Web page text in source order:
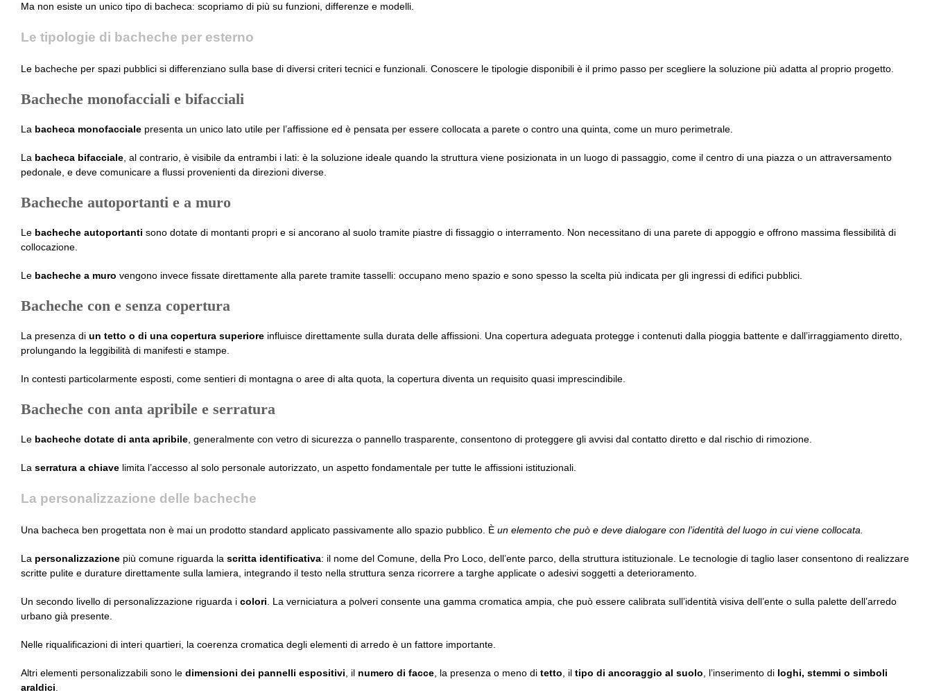
Ma non esiste un unico tipo di bacheca: scopriamo di più su funzioni, differenze e modelli.
Le tipologie di bacheche per esterno
Le bacheche per spazi pubblici si differenziano sulla base di diversi criteri tecnici e funzionali. Conoscere le tipologie disponibili è il primo passo per scegliere la soluzione più adatta al proprio progetto.
Bacheche monofacciali e bifacciali
Labacheca monofacciale presenta un unico lato utile per l’affissione ed è pensata per essere collocata a parete o contro una quinta, come un muro perimetrale.
La bacheca bifacciale, al contrario, è visibile da entrambi i lati: è la soluzione ideale quando la struttura viene posizionata in un luogo di passaggio, come il centro di una piazza o un attraversamento
pedonale, e deve comunicare a flussi provenienti da direzioni diverse.
Bacheche autoportanti e a muro
Le bacheche autoportanti sono dotate di montanti propri e si ancorano al suolo tramite piastre di fissaggio o interramento. Non necessitano di una parete di appoggio e offrono massima flessibilità di
collocazione.
Lebacheche a muro vengono invece fissate direttamente alla parete tramite tasselli: occupano meno spazio e sono spesso la scelta più indicata per gli ingressi di edifici pubblici.
Bacheche con e senza copertura
La presenza di un tetto o di una copertura superioreinfluisce direttamente sulla durata delle affissioni. Una copertura adeguata protegge i contenuti dalla pioggia battente e dall’irraggiamento diretto,
prolungando la leggibilità di manifesti e stampe.
In contesti particolarmente esposti, come sentieri di montagna o aree di alta quota, la copertura diventa un requisito quasi imprescindibile.
Bacheche con anta apribile e serratura
Le bacheche dotate di anta apribile, generalmente con vetro di sicurezza o pannello trasparente, consentono di proteggere gli avvisi dal contatto diretto e dal rischio di rimozione.
La serratura a chiave limita l’accesso al solo personale autorizzato, un aspetto fondamentale per tutte le affissioni istituzionali.
La personalizzazione delle bacheche
Una bacheca ben progettata non è mai un prodotto standard applicato passivamente allo spazio pubblico. Èun elemento che può e deve dialogare con l’identità del luogo in cui viene collocata.
La personalizzazionepiù comune riguarda la scritta identificativa: il nome del Comune, della Pro Loco, dell’ente parco, della struttura istituzionale. Le tecnologie di taglio laser consentono di realizzare
scritte pulite e durature direttamente sulla lamiera, integrando il testo nella struttura senza ricorrere a targhe applicate o adesivi soggetti a deterioramento.
Un secondo livello di personalizzazione riguarda i colori. La verniciatura a polveri consente una gamma cromatica ampia, che può essere calibrata sull’identità visiva dell’ente o sulla palette dell’arredo
urbano già presente.
Nelle riqualificazioni di interi quartieri, la coerenza cromatica degli elementi di arredo è un fattore importante.
Altri elementi personalizzabili sono le dimensioni dei pannelli espositivi, il numero di facce, la presenza o meno di tetto, il tipo di ancoraggio al suolo, l’inserimento di loghi, stemmi o simboli
araldici.